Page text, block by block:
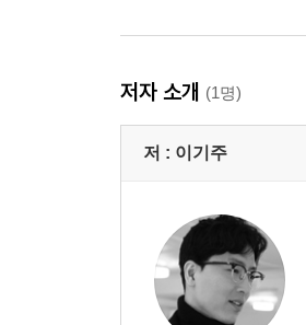
분주함의 갈래
희극과 비극
자신에게 어울리는 길
한 해의 마지막 날
더 주지 못해 미안해
부모와 자식을 연결하는 끈
애지욕기생(愛之欲其生)
저자 소개 (1명)
저 : 이기주